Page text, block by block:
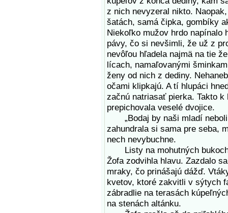
z nich nevyzeral nikto.
šatách, samá čipka, gombíky
Niekoľko mužov hrdo napínalo
pávy, čo si nevšimli, že už z
nevôľou hľadela najmä na tie
lícach, namaľovanými
ženy od nich z dediny.
očami klipkajú. A tí hlupáci
začnú natriasať pierka. Takto
prepichovala veselé dvojice.
„Bodaj by naši mladí neboli
zahundrala si sama pre seba,
nech nevybuchne.
Listy na mohutných bukoch
Žofa zodvihla hlavu. Zazdalo
mraky, čo prinášajú dážď.
kvetov, ktoré zakvitli v sýtych
zábradlie na terasách
na stenách altánku.